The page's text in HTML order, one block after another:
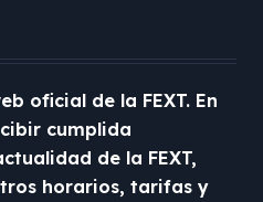
oficial de la FEXT. En
cumplida
de la FEXT,
horarios, tarifas y